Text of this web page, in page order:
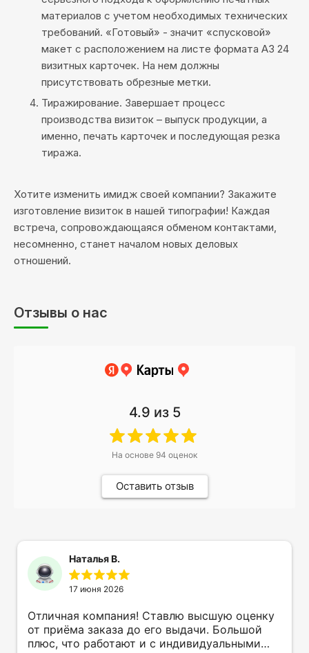
материалов с учетом необходимых технических
требований. «Готовый» - значит «спусковой»
макет с расположением на листе формата А3 24
визитных карточек. На нем должны
присутствовать обрезные метки.
Тиражирование. Завершает процесс
производства визиток – выпуск продукции, а
именно, печать карточек и последующая резка
тиража.
Хотите изменить имидж своей компании? Закажите
изготовление визиток в нашей типографии! Каждая
встреча, сопровождающаяся обменом контактами,
несомненно, станет началом новых деловых
отношений.
Отзывы о нас
4.9 из 5
На основе 94 оценок
Оставить отзыв
Наталья В.
17 июня 2026
Отличная компания! Ставлю высшую оценку
от приёма заказа до его выдачи. Большой
плюс, что работают и с индивидуальными